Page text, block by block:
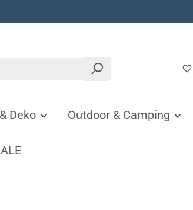
Deko Outdoor & Camping